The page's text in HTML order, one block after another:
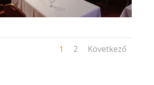
1 2 Következő